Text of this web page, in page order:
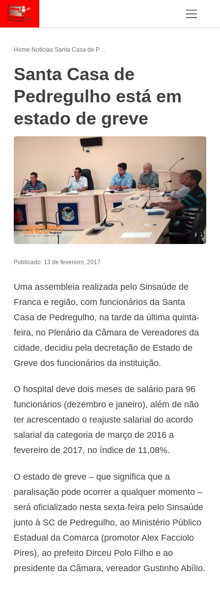
Home/Notícias/
Santa Casa de
Pedregulho está em
estado de greve
Publicado: 13 de fevereiro, 2017
Uma assembleia realizada pelo Sinsaúde de
Franca e região, com funcionários da Santa
Casa de Pedregulho, na tarde da última quinta-
feira, no Plenário da Câmara de Vereadores da
cidade, decidiu pela decretação de Estado de
Greve dos funcionários da instituição.
O hospital deve dois meses de salário para 96
funcionários (dezembro e janeiro), além de não
ter acrescentado o reajuste salarial do acordo
salarial da categoria de março de 2016 a
fevereiro de 2017, no índice de 11,08%.
O estado de greve – que significa que a
paralisação pode ocorrer a qualquer momento –
será oficializado nesta sexta-feira pelo Sinsaúde
junto à SC de Pedregulho, ao Ministério Público
Estadual da Comarca (promotor Alex Facciolo
Pires), ao prefeito Dirceu Polo Filho e ao
presidente da Câmara, vereador Gustinho Abílio.